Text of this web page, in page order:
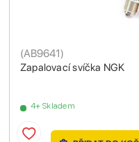
Zapalovací svíčka NGK
(AB9641)
4+ Skladem